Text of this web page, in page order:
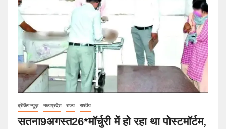
ब्रेकिंग न्यूज़ मध्यप्रदेश राज्य राष्टीय
सतना9अगस्त26*मॉर्चुरी में हो रहा था पोस्टमॉर्टम,